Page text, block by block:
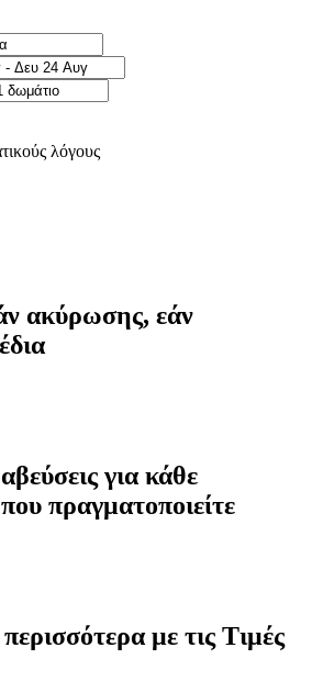
λόγους
ακύρωσης, εάν
για κάθε
πραγματοποιείτε
με τις Τιμές